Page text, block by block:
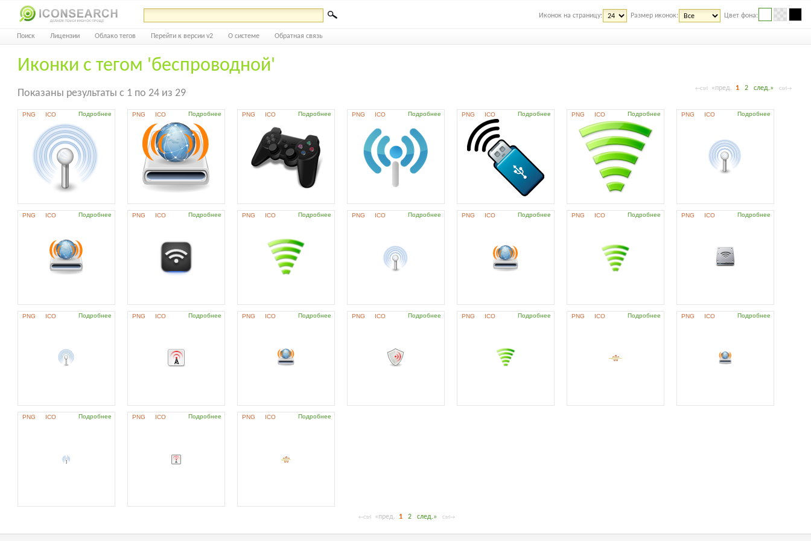
Иконок на страницу: Размер иконок: Цвет фона:
Поиск Лицензии Облако тегов Перейти к версии v2 О системе Обратная связь
Иконки с тегом 'беспроводной'
←Ctrl «пред. 1 2 след.» Ctrl→
Показаны результаты с 1 по 24 из 29
PNG ICO Подробнее PNG ICO Подробнее PNG ICO Подробнее PNG ICO Подробнее PNG ICO Подробнее PNG ICO Подробнее PNG ICO Подробнее
PNG ICO Подробнее PNG ICO Подробнее PNG ICO Подробнее PNG ICO Подробнее PNG ICO Подробнее PNG ICO Подробнее PNG ICO Подробнее
PNG ICO Подробнее PNG ICO Подробнее PNG ICO Подробнее PNG ICO Подробнее PNG ICO Подробнее PNG ICO Подробнее PNG ICO Подробнее
PNG ICO Подробнее PNG ICO Подробнее PNG ICO Подробнее
←Ctrl «пред. 1 2 след.» Ctrl→